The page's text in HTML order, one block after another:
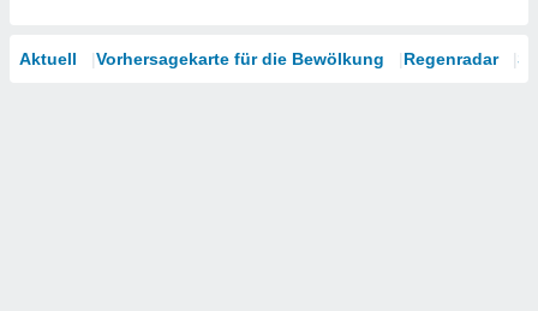
Aktuell Vorhersagekarte für die Bewölkung Regenradar